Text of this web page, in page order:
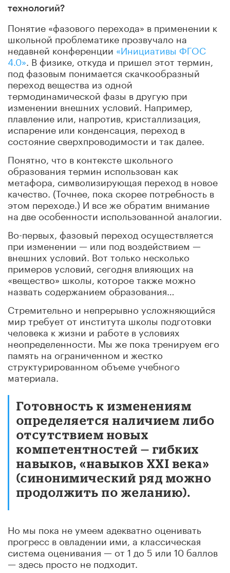
технологий?
Понятие «фазового перехода» в применении к
школьной проблематике прозвучало на
недавней конференции «Инициативы ФГОС
4.0» . В физике, откуда и пришел этот термин,
под фазовым понимается скачкообразный
переход вещества из одной
термодинамической фазы в другую при
изменении внешних условий. Например,
плавление или, напротив, кристаллизация,
испарение или конденсация, переход в
состояние сверхпроводимости и так далее.
Понятно, что в контексте школьного
образования термин использован как
метафора, символизирующая переход в новое
качество. (Точнее, пока скорее потребность в
этом переходе.) И все же обратим внимание
на две особенности использованной аналогии.
Во-первых, фазовый переход осуществляется
при изменении — или под воздействием —
внешних условий. Вот только несколько
примеров условий, сегодня влияющих на
«вещество» школы, которое также можно
назвать содержанием образования…
Стремительно и непрерывно усложняющийся
мир требует от института школы подготовки
человека к жизни и работе в условиях
неопределенности. Мы же пока тренируем его
память на ограниченном и жестко
структурированном объеме учебного
материала.
Готовность к изменениям
определяется наличием либо
отсутствием новых
компетентностей — гибких
навыков, «навыков XXI века»
(синонимический ряд можно
продолжить по желанию).
Но мы пока не умеем адекватно оценивать
прогресс в овладении ими, а классическая
система оценивания — от 1 до 5 или 10 баллов
— здесь просто не подходит.